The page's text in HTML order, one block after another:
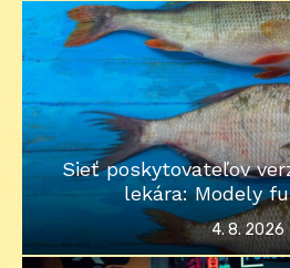
Sieť poskytovateľov
lekára: Modely
Posted
on
4. 8. 2026